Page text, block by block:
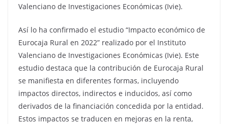
Valenciano de Investigaciones Económicas (Ivie).
Así lo ha confirmado el estudio “Impacto económico de
Eurocaja Rural en 2022” realizado por el Instituto
Valenciano de Investigaciones Económicas (Ivie). Este
estudio destaca que la contribución de Eurocaja Rural
se manifiesta en diferentes formas, incluyendo
impactos directos, indirectos e inducidos, así como
derivados de la financiación concedida por la entidad.
Estos impactos se traducen en mejoras en la renta,